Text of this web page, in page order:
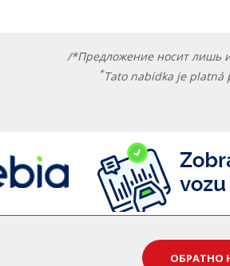
/*Предложение носит лишь
*Tato nabídka je platná
ОБРАТНО